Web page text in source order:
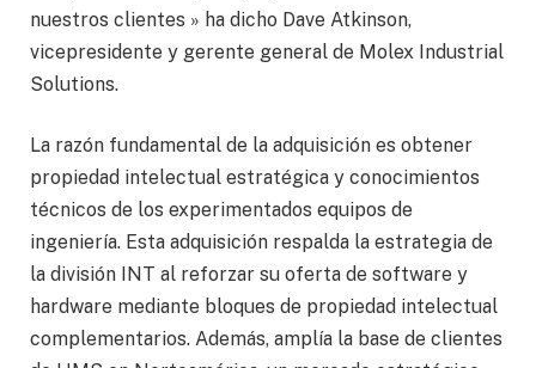
nuestros clientes » ha dicho Dave Atkinson,
vicepresidente y gerente general de Molex Industrial
Solutions.
La razón fundamental de la adquisición es obtener
propiedad intelectual estratégica y conocimientos
técnicos de los experimentados equipos de
ingeniería. Esta adquisición respalda la estrategia de
la división INT al reforzar su oferta de software y
hardware mediante bloques de propiedad intelectual
complementarios. Además, amplía la base de clientes